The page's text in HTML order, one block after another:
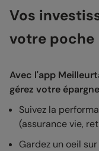
Vos
votre poche
Avec l'app
gérez votre
Suivez la
(assurance vie,
Gardez un oeil